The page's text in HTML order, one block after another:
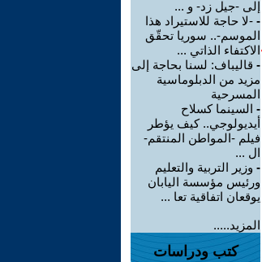
إلى -جيل زد- و ...
- -لا حاجة للاستيراد هذا
الموسم-.. سوريا تحقّق
الاكتفاء الذاتي ...
- قاليباف: لسنا بحاجة إلى
مزيد من الدبلوماسية
المسرحية
- السينما كسلاح
أيديولوجي.. كيف يؤطر
فيلم -المواطن المنتقم-
ال ...
- وزير التربية والتعليم
ورئيس مؤسسة اليابان
يوقعان اتفاقية تعا ...
المزيد.....
كتب ودراسات